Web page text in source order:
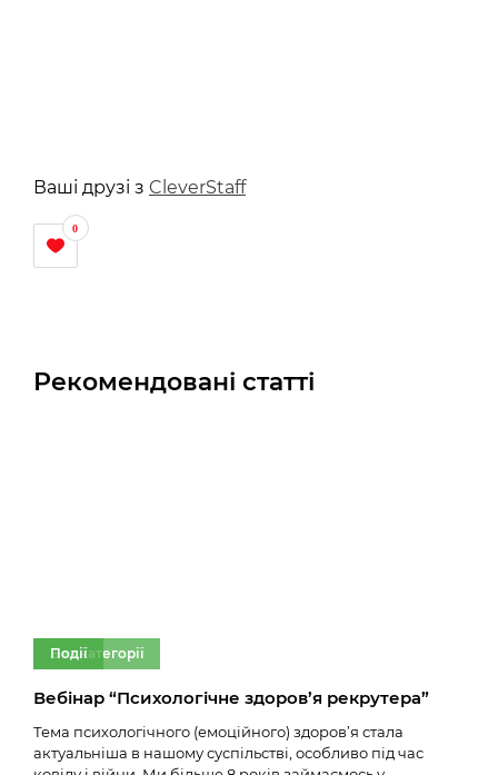
Ваші друзі з CleverStaff
0
Рекомендовані статті
Без категорії
Події
Вебінар “Психологічне здоров’я рекрутера”
Тема психологічного (емоційного) здоров’я стала
актуальніша в нашому суспільстві, особливо під час